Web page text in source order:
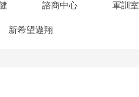
諮商中心 軍訓室
新希望遨翔